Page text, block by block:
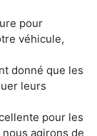
pour
véhicule,
donné que les
leurs
pour les
agirons de